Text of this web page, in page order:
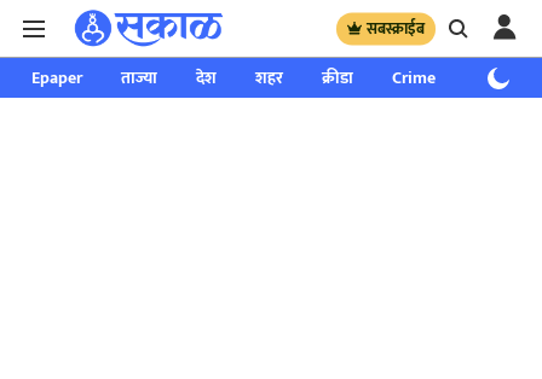
सबस्क्राईब
Epaper ताज्या देश शहर क्रीडा Crime साप्ताहिक